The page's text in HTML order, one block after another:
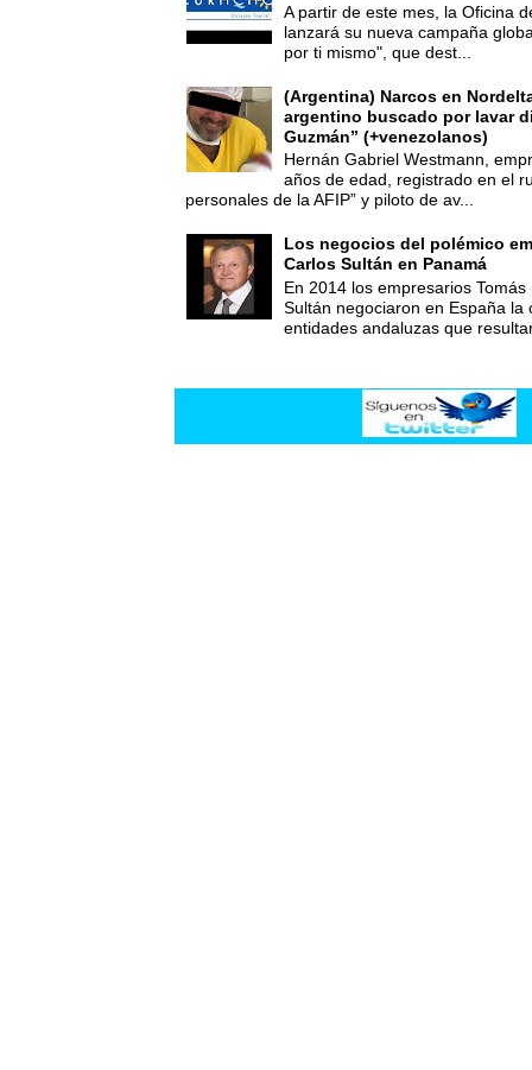
A partir de este mes, la Oficina
lanzará su nueva campaña
por ti mismo", que dest...
(Argentina) Narcos en
argentino buscado por lavar
Guzmán” (+venezolanos)
Hernán Gabriel Westmann,
años de edad, registrado en el
personales de la AFIP” y piloto de av...
Los negocios del polémico
Carlos Sultán en Panamá
En 2014 los empresarios
Sultán negociaron en España la
entidades andaluzas que